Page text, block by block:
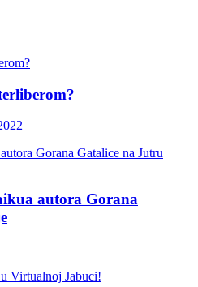
autora Gorana